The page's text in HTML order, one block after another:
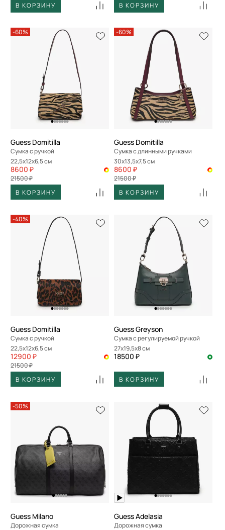
В КОРЗИНУ
В КОРЗИНУ
-60%
Guess Domitilla
Сумка с ручкой
22,5x12x6,5 см
8600 ₽
21500 ₽
В КОРЗИНУ
-60%
Guess Domitilla
Сумка с длинными ручками
30x13,5x7,5 см
8600 ₽
21500 ₽
В КОРЗИНУ
-40%
Guess Domitilla
Сумка с ручкой
22,5x12x6,5 см
12900 ₽
21500 ₽
В КОРЗИНУ
Guess Greyson
Сумка с регулируемой ручкой
27x19,5x8 см
18500 ₽
В КОРЗИНУ
-50%
Guess Milano
Дорожная сумка
Guess Adelasia
Дорожная сумка